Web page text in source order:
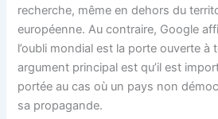
recherche, même en dehors du
européenne. Au contraire, Google
l’oubli mondial est la porte ouverte à
argument principal est qu’il est
portée au cas où un pays non
sa propagande.